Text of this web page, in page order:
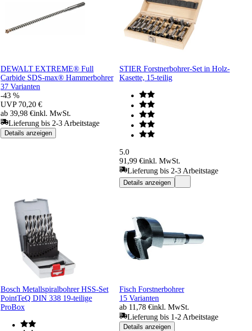
DEWALT EXTREME® Full
Carbide SDS-max® Hammerbohrer
37 Varianten
-43 %
UVP 70,20 €
ab 39,98 €inkl. MwSt.
Lieferung bis 2-3 Arbeitstage
Details anzeigen
STIER Forstnerbohrer-Set in Holz-
Kasette, 15-teilig
5.0
91,99 €inkl. MwSt.
Lieferung bis 2-3 Arbeitstage
Details anzeigen
Bosch Metallspiralbohrer HSS-Set
PointTeQ DIN 338 19-teilige
ProBox
Fisch Forstnerbohrer
15 Varianten
ab 11,78 €inkl. MwSt.
Lieferung bis 1-2 Arbeitstage
Details anzeigen